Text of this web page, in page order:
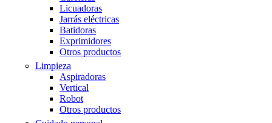
Licuadoras
Jarrás eléctricas
Batidoras
Exprimidores
Otros productos
Limpieza
Aspiradoras
Vertical
Robot
Otros productos